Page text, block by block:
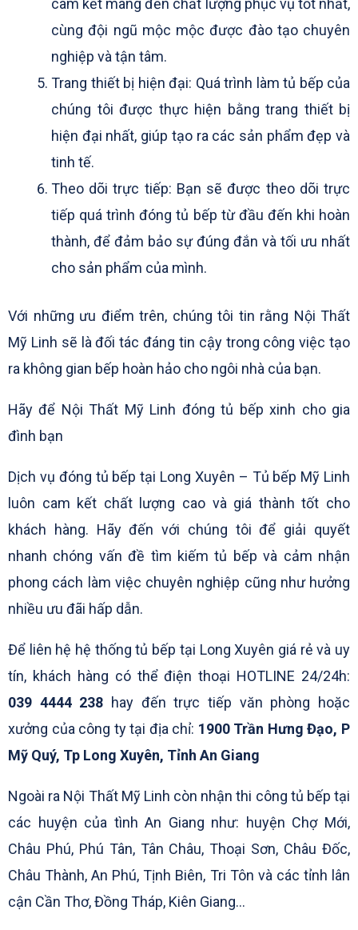
cam kết mang đến chất lượng phục vụ tốt nhất,
cùng đội ngũ mộc mộc được đào tạo chuyên
nghiệp và tận tâm.
Trang thiết bị hiện đại: Quá trình làm tủ bếp của
chúng tôi được thực hiện bằng trang thiết bị
hiện đại nhất, giúp tạo ra các sản phẩm đẹp và
tinh tế.
Theo dõi trực tiếp: Bạn sẽ được theo dõi trực
tiếp quá trình đóng tủ bếp từ đầu đến khi hoàn
thành, để đảm bảo sự đúng đắn và tối ưu nhất
cho sản phẩm của mình.
Với những ưu điểm trên, chúng tôi tin rằng Nội Thất
Mỹ Linh sẽ là đối tác đáng tin cậy trong công việc tạo
ra không gian bếp hoàn hảo cho ngôi nhà của bạn.
Hãy để Nội Thất Mỹ Linh đóng tủ bếp xinh cho gia
đình bạn
Dịch vụ đóng tủ bếp tại Long Xuyên – Tủ bếp Mỹ Linh
luôn cam kết chất lượng cao và giá thành tốt cho
khách hàng. Hãy đến với chúng tôi để giải quyết
nhanh chóng vấn đề tìm kiếm tủ bếp và cảm nhận
phong cách làm việc chuyên nghiệp cũng như hưởng
nhiều ưu đãi hấp dẫn.
Để liên hệ hệ thống tủ bếp tại Long Xuyên giá rẻ và uy
tín, khách hàng có thể điện thoại HOTLINE 24/24h:
039 4444 238 hay đến trực tiếp văn phòng hoặc
xưởng của công ty tại địa chỉ: 1900 Trần Hưng Đạo, P
Mỹ Quý, Tp Long Xuyên, Tỉnh An Giang
Ngoài ra Nội Thất Mỹ Linh còn nhận thi công tủ bếp tại
các huyện của tình An Giang như: huyện Chợ Mới,
Châu Phú, Phú Tân, Tân Châu, Thoại Sơn, Châu Đốc,
Châu Thành, An Phú, Tịnh Biên, Tri Tôn và các tỉnh lân
cận Cần Thơ, Đồng Tháp, Kiên Giang…